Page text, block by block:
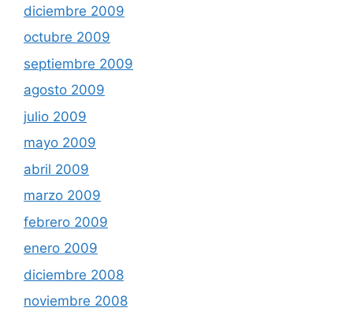
diciembre 2009
octubre 2009
septiembre 2009
agosto 2009
julio 2009
mayo 2009
abril 2009
marzo 2009
febrero 2009
enero 2009
diciembre 2008
noviembre 2008